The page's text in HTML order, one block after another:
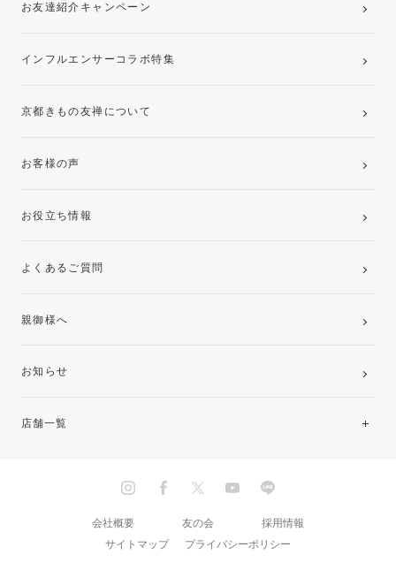
お友達紹介キャンペーン
インフルエンサーコラボ特集
京都きもの友禅について
お客様の声
お役立ち情報
よくあるご質問
親御様へ
お知らせ
店舗一覧
会社概要 友の会
採用情報
サイトマップ
プライバシーポリシー